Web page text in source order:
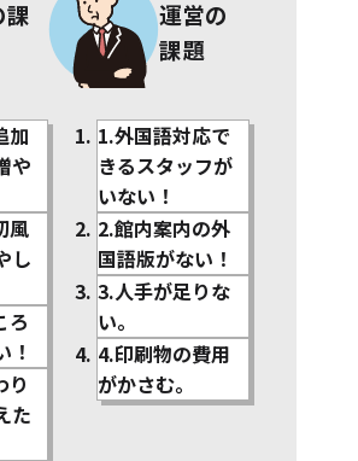
課
加
や
風
し
ろ
！
り
た
運営の
課題
1.外国語対応で
きるスタッフが
いない！
2.館内案内の外
国語版がない！
3.人手が足りな
い。
4.印刷物の費用
がかさむ。